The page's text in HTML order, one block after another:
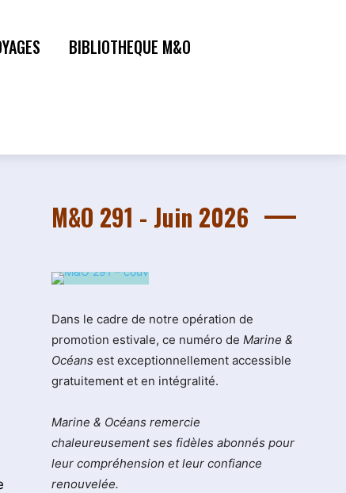
BIBLIOTHEQUE M&O
M&O 291 - Juin 2026
Dans le cadre de notre opération de
promotion estivale, ce numéro de Marine &
Océans est exceptionnellement accessible
gratuitement et en intégralité.
Marine & Océans remercie
chaleureusement ses fidèles abonnés pour
leur compréhension et leur confiance
renouvelée.